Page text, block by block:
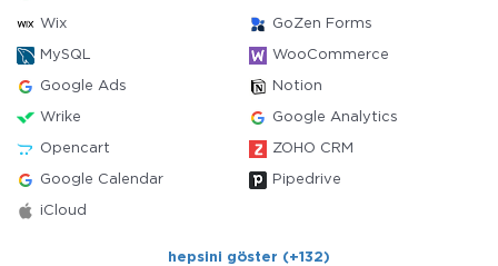
Wix GoZen Forms
MySQL WooCommerce
Google Ads Notion
Wrike Google Analytics
Opencart ZOHO CRM
Google Calendar Pipedrive
iCloud
hepsini göster (+132)